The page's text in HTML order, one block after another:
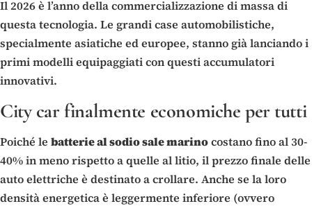
Il 2026 è l’anno della commercializzazione di massa di
questa tecnologia. Le grandi case automobilistiche,
specialmente asiatiche ed europee, stanno già lanciando i
primi modelli equipaggiati con questi accumulatori
innovativi.
City car finalmente economiche per tutti
Poiché le batterie al sodio sale marinocostano fino al 30-
40% in meno rispetto a quelle al litio, il prezzo finale delle
auto elettriche è destinato a crollare. Anche se la loro
densità energetica è leggermente inferiore (ovvero